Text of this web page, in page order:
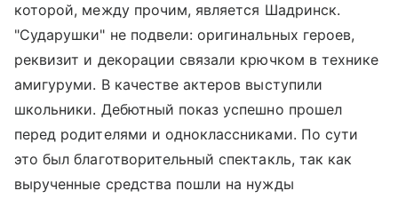
которой, между прочим, является Шадринск.
"Сударушки" не подвели: оригинальных героев,
реквизит и декорации связали крючком в технике
амигуруми. В качестве актеров выступили
школьники. Дебютный показ успешно прошел
перед родителями и одноклассниками. По сути
это был благотворительный спектакль, так как
вырученные средства пошли на нужды